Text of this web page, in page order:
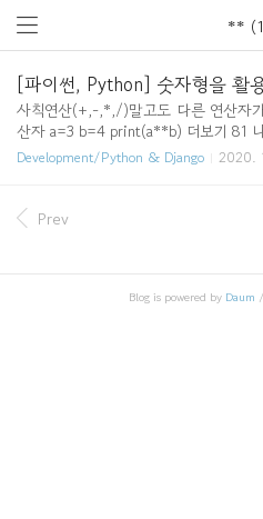
**
[파이썬, Python] 숫자형을 활
사칙연산(+,-,*,/)말고도 다른 연산자
산자 a=3 b=4 print(a**b) 더보기 81
산자 a=7 b=3 print(a%b) 더보기 1 나
Development/Python & Django 2020.
Prev
Blog is powered by Daum